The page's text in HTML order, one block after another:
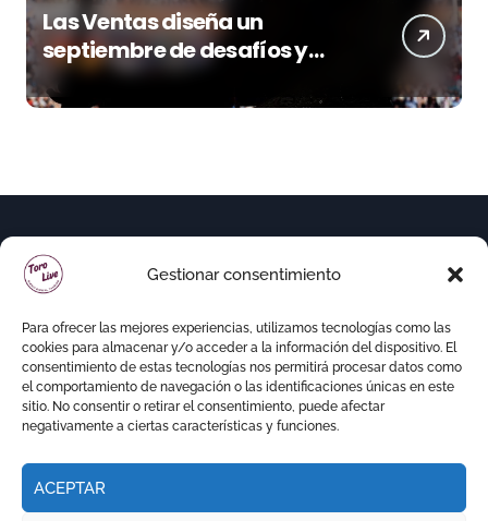
Gestionar consentimiento
Para ofrecer las mejores experiencias, utilizamos tecnologías como las
cookies para almacenar y/o acceder a la información del dispositivo. El
consentimiento de estas tecnologías nos permitirá procesar datos como
el comportamiento de navegación o las identificaciones únicas en este
sitio. No consentir o retirar el consentimiento, puede afectar
negativamente a ciertas características y funciones.
ACEPTAR
Las Ventas diseña un
septiembre de desafíos y
variedad ganadera